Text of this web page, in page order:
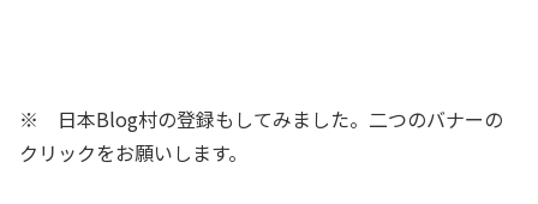
※ 日本Blog村の登録もしてみました。二つのバナーの
クリックをお願いします。